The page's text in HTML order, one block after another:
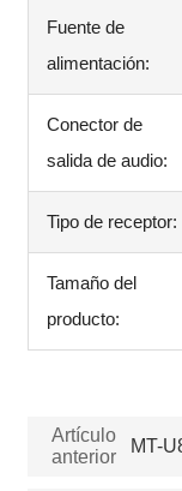
Fuente de
alimentación:
Conector de
salida de audio:
Tipo de receptor:
Tamaño del
producto:
Artículo
anterior
MT-